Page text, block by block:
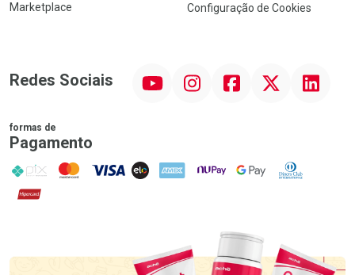
Marketplace
Configuração de Cookies
Redes Sociais InstagramFacebookTwitter Linkedin
formas de
Pagamento
PIX MasterCard
VISA ELO AMEX NuPay Google PayDiners Club
Hipercard
Promoção em Destaque